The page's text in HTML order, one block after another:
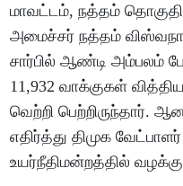
மாவட்டம், நத்தம்
அமைச்சர் நத்தம்
சார்பில் ஆண்டி அம்பலம்
11,932 வாக்குகள்
வெற்றி பெற்றிருந்தார்.
எதிர்த்து திமுக
உயர்நீதிமன்றத்தில்